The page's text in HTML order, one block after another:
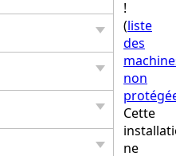
!
(liste
des
non
Cette
ne